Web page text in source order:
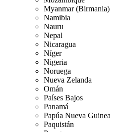
Myanmar (Birmania)
Namibia
Nauru
Nepal
Nicaragua
Níger
Nigeria
Noruega
Nueva Zelanda
Omán
Países Bajos
Panamá
Papúa Nueva Guinea
Paquistán